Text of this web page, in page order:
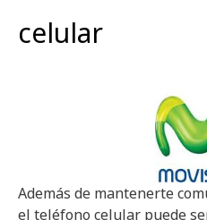
celular
Además de mantenerte
el teléfono celular puede